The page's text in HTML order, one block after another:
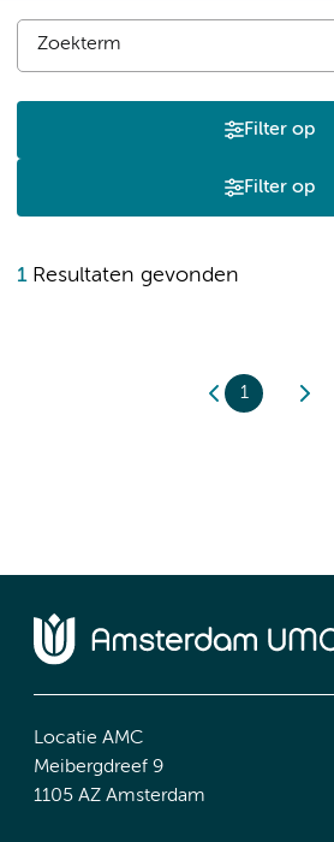
Filter op
Filter op
1Resultaten gevonden
1
Locatie AMC
Meibergdreef 9
1105 AZ Amsterdam